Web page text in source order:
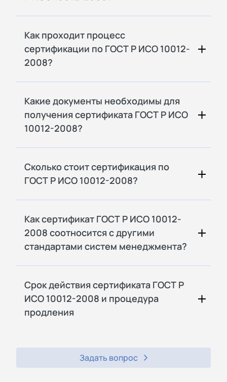
Как проходит процесс
сертификации по ГОСТ Р ИСО 10012-
2008?
Какие документы необходимы для
получения сертификата ГОСТ Р ИСО
10012-2008?
Сколько стоит сертификация по
ГОСТ Р ИСО 10012-2008?
Как сертификат ГОСТ Р ИСО 10012-
2008 соотносится с другими
стандартами систем менеджмента?
Срок действия сертификата ГОСТ Р
ИСО 10012-2008 и процедура
продления
Задать вопрос